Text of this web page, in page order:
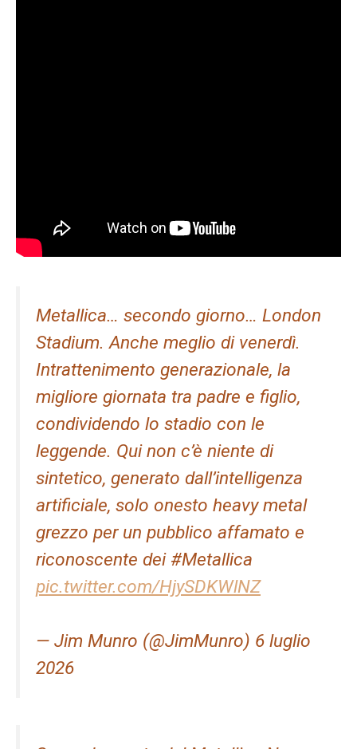
Metallica… secondo giorno… London
Stadium. Anche meglio di venerdì.
Intrattenimento generazionale, la
migliore giornata tra padre e figlio,
condividendo lo stadio con le
leggende. Qui non c’è niente di
sintetico, generato dall’intelligenza
artificiale, solo onesto heavy metal
grezzo per un pubblico affamato e
riconoscente dei #Metallica
pic.twitter.com/HjySDKWlNZ
— Jim Munro (@JimMunro) 6 luglio
2026